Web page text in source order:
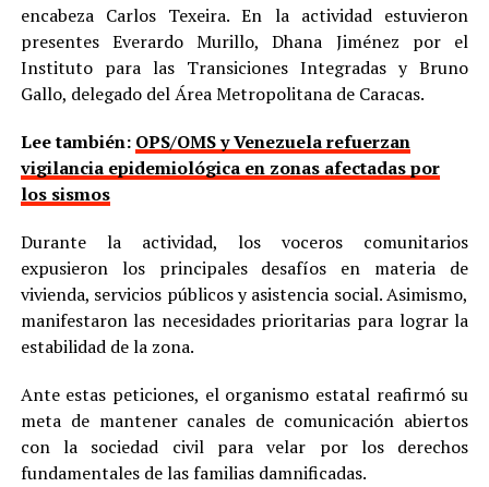
encabeza Carlos Texeira. En la actividad estuvieron
presentes Everardo Murillo, Dhana Jiménez por el
Instituto para las Transiciones Integradas y Bruno
Gallo, delegado del Área Metropolitana de Caracas.
Lee también: OPS/OMS y Venezuela refuerzan
vigilancia epidemiológica en zonas afectadas por
los sismos
Durante la actividad, los voceros comunitarios
expusieron los principales desafíos en materia de
vivienda, servicios públicos y asistencia social. Asimismo,
manifestaron las necesidades prioritarias para lograr la
estabilidad de la zona.
Ante estas peticiones, el organismo estatal reafirmó su
meta de mantener canales de comunicación abiertos
con la sociedad civil para velar por los derechos
fundamentales de las familias damnificadas.